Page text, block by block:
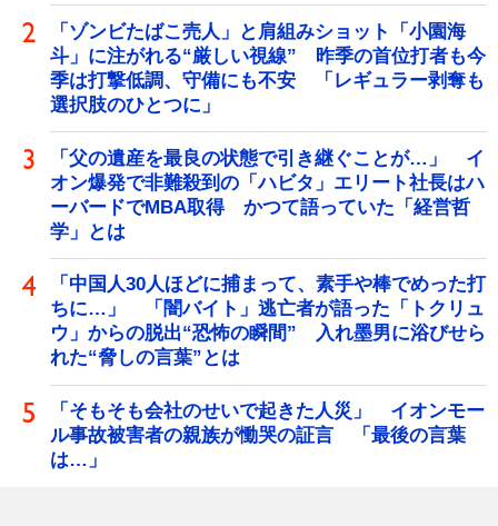
「ゾンビたばこ売人」と肩組みショット「小園海
斗」に注がれる“厳しい視線” 昨季の首位打者も今
季は打撃低調、守備にも不安 「レギュラー剥奪も
選択肢のひとつに」
「父の遺産を最良の状態で引き継ぐことが…」 イ
オン爆発で非難殺到の「ハビタ」エリート社長はハ
ーバードでMBA取得 かつて語っていた「経営哲
学」とは
「中国人30人ほどに捕まって、素手や棒でめった打
ちに…」 「闇バイト」逃亡者が語った「トクリュ
ウ」からの脱出“恐怖の瞬間” 入れ墨男に浴びせら
れた“脅しの言葉”とは
「そもそも会社のせいで起きた人災」 イオンモー
ル事故被害者の親族が慟哭の証言 「最後の言葉
は…」